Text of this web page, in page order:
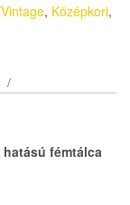
, Középkori,
fémtálca